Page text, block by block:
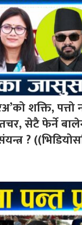
शक्ति, पत्तो
सेटै फेर्ने
?